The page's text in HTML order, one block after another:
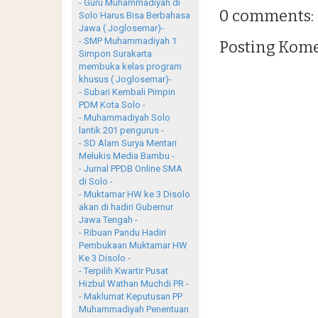
0 comments:
Posting
- Guru Muhammadiyah di
Solo Harus Bisa Berbahasa
Jawa ( Joglosemar)-
- SMP Muhammadiyah 1
Simpon Surakarta
membuka kelas program
khusus ( Joglosemar)-
- Subari Kembali Pimpin
PDM Kota Solo -
- Muhammadiyah Solo
lantik 201 pengurus -
- SD Alam Surya Mentari
Melukis Media Bambu -
- Jurnal PPDB Online SMA
di Solo -
- Muktamar HW ke 3 Disolo
akan di hadiri Gubernur
Jawa Tengah -
- Ribuan Pandu Hadiri
Pembukaan Muktamar HW
Ke 3 Disolo -
- Terpilih Kwartir Pusat
Hizbul Wathan Muchdi PR -
- Maklumat Keputusan PP
Muhammadiyah Penentuan